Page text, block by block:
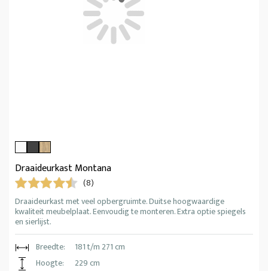
Draaideurkast Montana
(8)
Draaideurkast met veel opbergruimte. Duitse hoogwaardige
kwaliteit meubelplaat. Eenvoudig te monteren. Extra optie spiegels
en sierlijst.
Breedte:
181 t/m 271 cm
Hoogte:
229 cm